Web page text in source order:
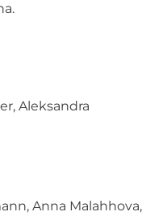
Aleksandra
Anna Malahhova,